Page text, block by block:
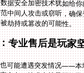
劫持或篡改的可能性。
专业售后是玩家
可能遭遇突发情况——本
心丸。技术支持是否能